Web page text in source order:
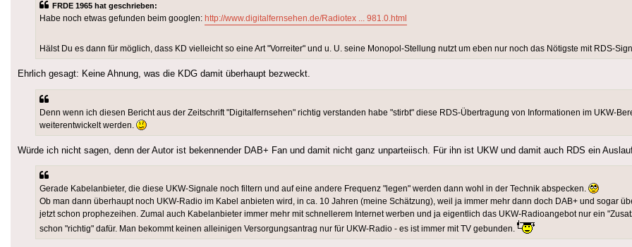
FRDE 1965 hat geschrieben:
Habe noch etwas gefunden beim googlen: http://www.digitalfernsehen.de/Radiotex ... 981.0.html
Hälst Du es dann für möglich, dass KD vielleicht so eine Art "Vorreiter" und u. U. seine Monopol-Stellung nutzt um eben nur noch das Nötigste mit RDS-
Ehrlich gesagt: Keine Ahnung, was die KDG damit überhaupt bezweckt.
Denn wenn ich diesen Bericht aus der Zeitschrift "Digitalfernsehen" richtig verstanden habe "stirbt" diese RDS-Übertragung von Informationen im UKW-
weiterentwickelt werden.
Würde ich nicht sagen, denn der Autor ist bekennender DAB+ Fan und damit nicht ganz unparteiisch. Für ihn ist UKW und damit auch RDS ein
Gerade Kabelanbieter, die diese UKW-Signale noch filtern und auf eine andere Frequenz "legen" werden dann wohl in der Technik abspecken.
Ob man dann überhaupt noch UKW-Radio im Kabel anbieten wird, in ca. 10 Jahren (meine Schätzung), weil ja immer mehr dann doch DAB+ und sogar
jetzt schon prophezeihen. Zumal auch Kabelanbieter immer mehr mit schnellerem Internet werben und ja eigentlich das UKW-Radioangebot nur ein
schon "richtig" dafür. Man bekommt keinen alleinigen Versorgungsantrag nur für UKW-Radio - es ist immer mit TV gebunden.